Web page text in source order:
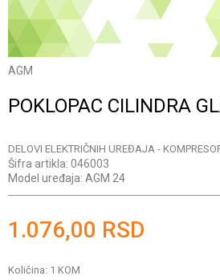
AGM
POKLOPAC CILINDRA
DELOVI ELEKTRIČNIH UREĐAJA -
Šifra artikla: 046003
Model uređaja: AGM 24
1.076,00 RSD
Količina: 1 KOM